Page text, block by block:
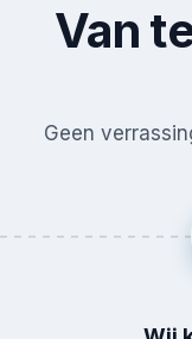
Van
Geen